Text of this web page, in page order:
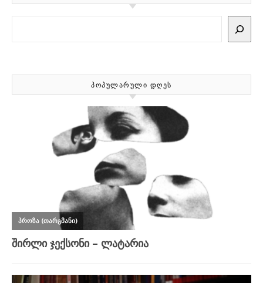
ᲞᲝᲞᲣᲚᲐᲠᲣᲚᲘ ᲓᲦᲔᲡ